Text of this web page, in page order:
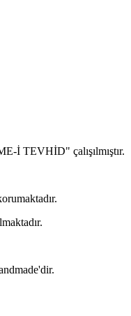
İ TEVHİD" çalışılmıştır.